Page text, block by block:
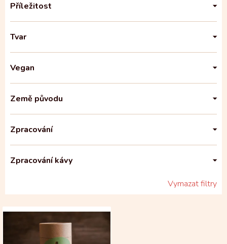
Příležitost
Tvar
Vegan
Země původu
Zpracování
Zpracování kávy
Vymazat filtry
V